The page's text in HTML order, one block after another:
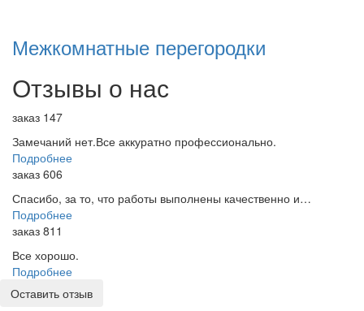
Межкомнатные перегородки
Отзывы о нас
заказ 147
Замечаний нет.Все аккуратно профессионально.
Подробнее
заказ 606
Спасибо, за то, что работы выполнены качественно и…
Подробнее
заказ 811
Все хорошо.
Подробнее
Оставить отзыв